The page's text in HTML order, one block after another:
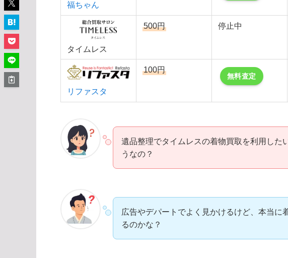
福ちゃん
タイムレス
500円 停止中
リファスタ
100円
無料査定
遺品整理でタイムレスの着物買取を利用した
うなの？
広告やデパートでよく見かけるけど、本当に
るのかな？